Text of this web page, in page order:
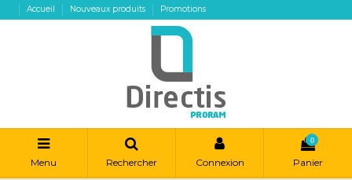
Accueil Nouveaux produits Promotions
Menu Rechercher Connexion
0
Panier